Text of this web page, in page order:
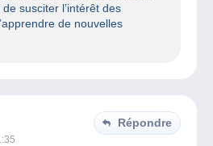
susciter l’intérêt des
de nouvelles
Répondre